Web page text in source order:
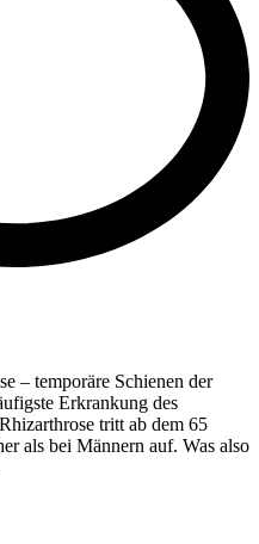
– temporäre Schienen der
Erkrankung des
tritt ab dem 65
als bei Männern auf. Was also